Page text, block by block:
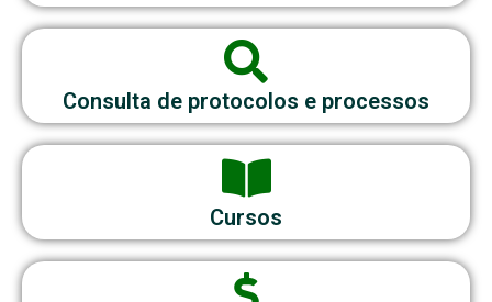
Consulta de protocolos e processos
Cursos